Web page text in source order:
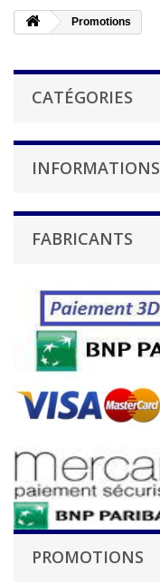
Promotions
CATÉGORIES
INFORMATIONS
FABRICANTS
PROMOTIONS